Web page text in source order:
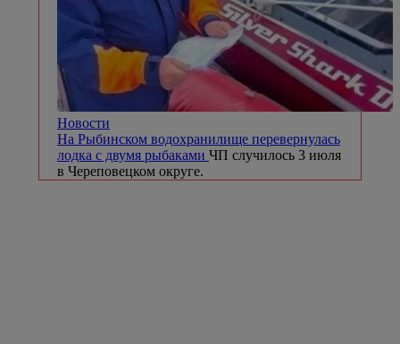
Новости
На Рыбинском водохранилище перевернулась
лодка с двумя рыбаками ЧП случилось 3 июля
в Череповецком округе.